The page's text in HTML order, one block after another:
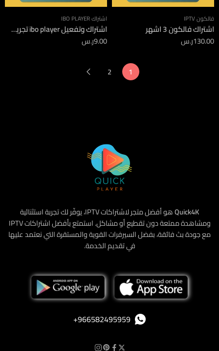
فالكون IPTV
اشتراك فالكون 3 اشهر
130.00ر.س
اشتراك IBO PLAYER
اشتراك وتفعيل ibo player تجريبي 24 ساعة
9.00ر.س
1
2
Quick4K
هو أفضل متجر لاشتراكات IPTV، يوفّر لك تجربة استثنائية
ومشاهدة ممتعة دون تقطيع أو مشاكل. استمتع بأفضل اشتراكات IPTV
مع جودة بث فائقة، بفضل السيرفرات القوية والمستقرة التي نعتمد عليها
في تقديم الخدمة.
‪+966582495959